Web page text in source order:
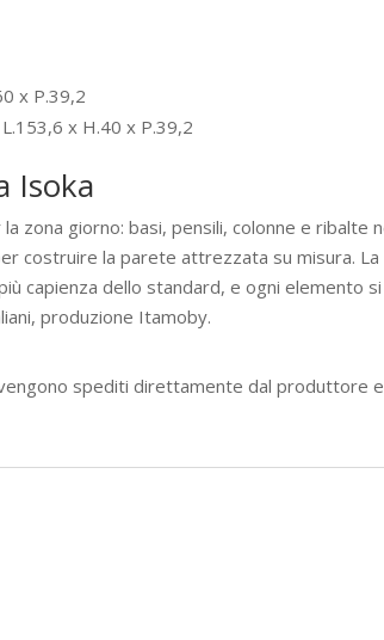
x P.39,2
x H.40 x P.39,2
Isoka
zona giorno: basi, pensili, colonne e ribalte
costruire la parete attrezzata su misura. La
capienza dello standard, e ogni elemento
produzione Itamoby.
spediti direttamente dal produttore e